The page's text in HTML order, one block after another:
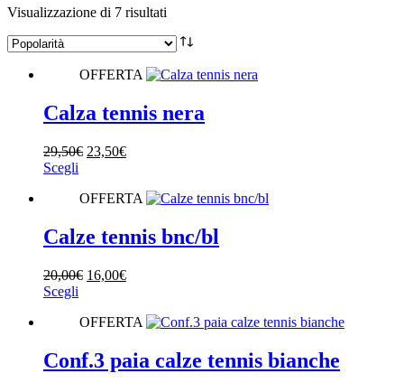
Categorie
TENNIS(7)
Genere
Visualizzazione di 7 risultati
OFFERTA
Calza tennis nera
29,50€ Il
era:
23,50€Il
è:
Scegli
ha
varianti.
Le
possono
essere
nella
del
OFFERTA
Calze tennis bnc/bl
20,00€ Il
era:
16,00€Il
è:
Scegli
ha
varianti.
Le
OFFERTA
Conf.3 paia calze tennis bianche